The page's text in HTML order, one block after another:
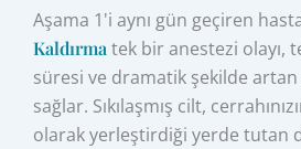
Aşama 1'i aynı gün geçiren
Kaldırma tek bir anestezi olayı,
süresi ve dramatik şekilde
sağlar. Sıkılaşmış cilt,
olarak yerleştirdiği yerde tutan